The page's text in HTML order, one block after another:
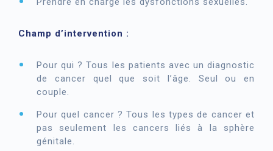
Champ d’intervention :
Pour qui ? Tous les patients avec un diagnostic
de cancer quel que soit l’âge. Seul ou en
couple.
Pour quel cancer ? Tous les types de cancer et
pas seulement les cancers liés à la sphère
génitale.